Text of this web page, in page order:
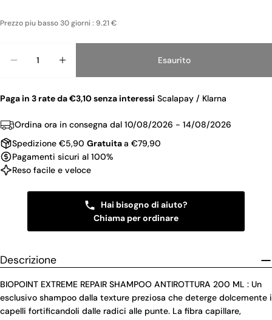
Prezzo piu basso 30 giorni : 9.21 €
Esaurito
Paga in 3 rate da €3,10 senza interessi Scalapay / Klarna
Ordina ora in consegna dal 10/08/2026 - 14/08/2026
Spedizione €5,90 Gratuitaa €79,90
Pagamenti sicuri al 100%
Reso facile e veloce
Hai bisogno di aiuto?
Chiama per ordinare
Descrizione
BIOPOINT EXTREME REPAIR SHAMPOO ANTIROTTURA 200 ML : Un
esclusivo shampoo dalla texture preziosa che deterge dolcemente i
capelli fortificandoli dalle radici alle punte. La fibra capillare,